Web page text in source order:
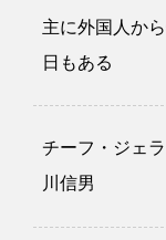
主に外国人か
日もある
チーフ・ジェ
川信男